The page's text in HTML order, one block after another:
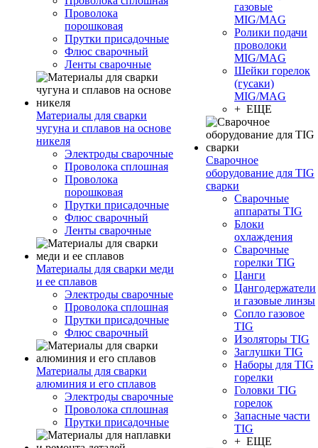
Проволока
порошковая
Прутки присадочные
Флюс сварочный
Ленты сварочные
Материалы для сварки
чугуна и сплавов на основе
никеля
Электроды сварочные
Проволока сплошная
Проволока
порошковая
Прутки присадочные
Флюс сварочный
Ленты сварочные
Материалы для сварки меди
и ее сплавов
Электроды сварочные
Проволока сплошная
Прутки присадочные
Флюс сварочный
Материалы для сварки
алюминия и его сплавов
Электроды сварочные
Проволока сплошная
Прутки присадочные
газовые
MIG/MAG
Ролики подачи
проволоки
MIG/MAG
Шейки горелок
(гусаки)
MIG/MAG
+ ЕЩЕ
Сварочное
оборудование для TIG
сварки
Сварочные
аппараты TIG
Блоки
охлаждения
Сварочные
горелки TIG
Цанги
Цангодержатели
и газовые линзы
Сопло газовое
TIG
Изоляторы TIG
Заглушки TIG
Наборы для TIG
горелки
Головки TIG
горелок
Запасные части
TIG
+ ЕЩЕ